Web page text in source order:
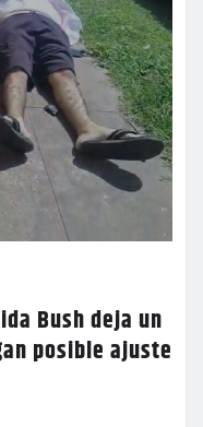
Bush deja un
posible ajuste